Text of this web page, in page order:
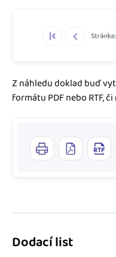
Z náhledu doklad buď
formátu PDF nebo RTF,
Dodací list